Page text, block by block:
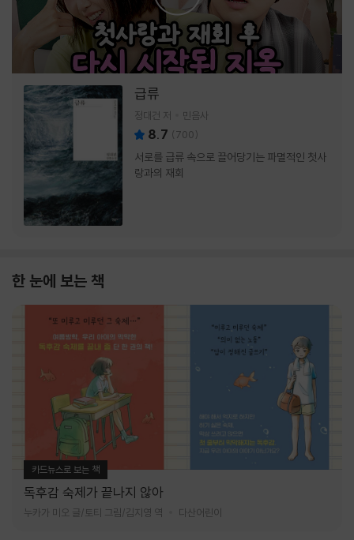
급류
정대건 저 민음사
8.7 (700)
서로를 급류 속으로 끌어당기는 파멸적인 첫사
랑과의 재회
한 눈에 보는 책
카드뉴스로 보는 책
독후감 숙제가 끝나지 않아
누카가 미오 글/토티 그림/김지영 역 다산어린이